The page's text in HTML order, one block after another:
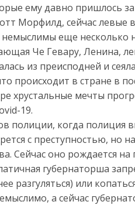
ему давно пришлось
Морфилд, сейчас левые
еще несколько
Че Гевару, Ленина,
из преисподней и
происходит в стране в
хрустальные мечты
19.
полиции, когда полиция
с преступностью, но
Сейчас оно рождается
губернаторша
разгуляться) или
а сейчас